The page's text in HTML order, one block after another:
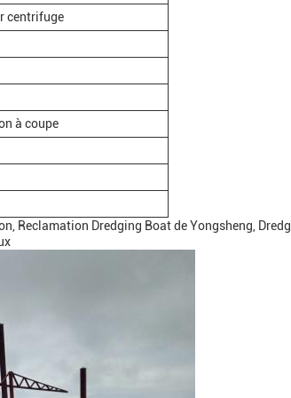
centrifuge
à coupe
Reclamation Dredging Boat de Yongsheng,